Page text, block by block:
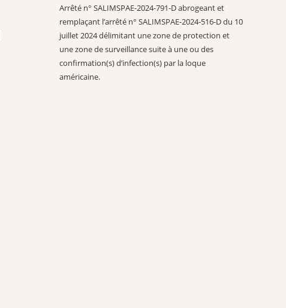
Arrêté n° SALIMSPAE-2024-791-D abrogeant et
remplaçant l’arrêté n° SALIMSPAE-2024-516-D du 10
juillet 2024 délimitant une zone de protection et
une zone de surveillance suite à une ou des
confirmation(s) d’infection(s) par la loque
américaine.